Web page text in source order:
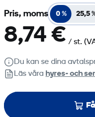
Pris, moms 0 % 25,5
8,74 € / st.
Du kan se dina
Läs våra hyres‑ och